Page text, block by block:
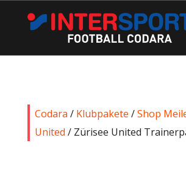
Codara / Klubpakete /Shop
United / Zürisee United